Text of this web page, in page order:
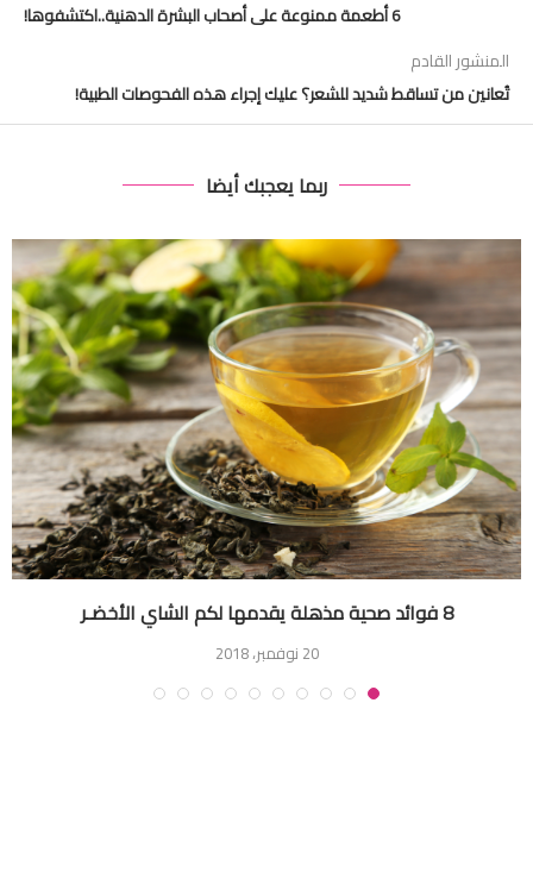
6 أطعمة ممنوعة على أصحاب البشرة الدهنية..اكتشفوها!
المنشور القادم
تُعانين من تساقط شديد للشعر؟ عليك إجراء هذه الفحوصات الطبية!
ربما يعجبك أيضا
8 فوائد صحية مذهلة يقدمها لكم الشاي الأخضـر
20 نوفمبر، 2018